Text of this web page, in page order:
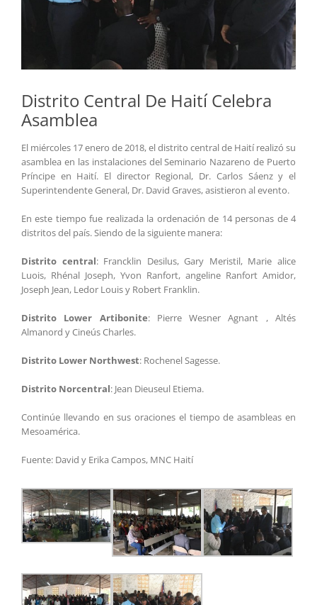
Distrito Central De Haití Celebra
Asamblea
El miércoles 17 enero de 2018, el distrito central de Haití realizó su
asamblea en las instalaciones del Seminario Nazareno de Puerto
Príncipe en Haití. El director Regional, Dr. Carlos Sáenz y el
Superintendente General, Dr. David Graves, asistieron al evento.
En este tiempo fue realizada la ordenación de 14 personas de 4
distritos del país. Siendo de la siguiente manera:
Distrito central: Francklin Desilus, Gary Meristil, Marie alice
Luois, Rhénal Joseph, Yvon Ranfort, angeline Ranfort Amidor,
Joseph Jean, Ledor Louis y Robert Franklin.
Distrito Lower Artibonite: Pierre Wesner Agnant , Altés
Almanord y Cineús Charles.
Distrito Lower Northwest: Rochenel Sagesse.
Distrito Norcentral: Jean Dieuseul Etiema.
Continúe llevando en sus oraciones el tiempo de asambleas en
Mesoamérica.
Fuente: David y Erika Campos, MNC Haití